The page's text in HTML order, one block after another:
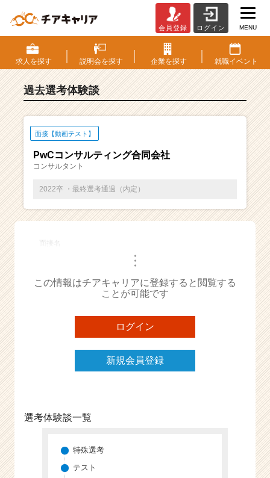
S・
選
考
験
ベ
チ
ー・
成
ら
ス
ト
が
届
く
チ
会員登録 ログイン MENU
求人を探す 説明会を探す 企業を探す 就職イベント
過去選考体験談
面接【動画テスト】
PwCコンサルティング合同会社
コンサルタント
2022卒 ・最終選考通過（内定）
面接名
・・・
この情報はチアキャリアに登録すると閲覧する
ことが可能です
ログイン
新規会員登録
選考体験談一覧
特殊選考
テスト